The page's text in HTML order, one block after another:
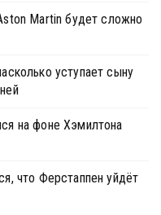
Martin будет сложно
уступает сыну
на фоне Хэмилтона
что Ферстаппен уйдёт